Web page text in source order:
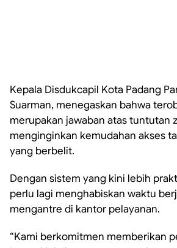
Kepala Disdukcapil Kota Padang
Suarman, menegaskan bahwa
merupakan jawaban atas tuntutan
menginginkan kemudahan akses
yang berbelit.
Dengan sistem yang kini lebih
perlu lagi menghabiskan waktu
mengantre di kantor pelayanan.
“Kami berkomitmen memberikan